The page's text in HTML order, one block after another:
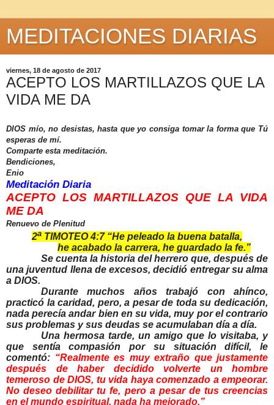
MEDITACIONES DIARIAS
viernes, 18 de agosto de 2017
ACEPTO LOS MARTILLAZOS QUE LA
VIDA ME DA
DIOS mío, no desistas, hasta que yo consiga tomar la forma que Tú
esperas de mí.
Comparte esta meditación.
Bendiciones,
Enio
Meditación Diaria
ACEPTO LOS MARTILLAZOS QUE LA VIDA
ME DA
Renuevo de Plenitud
2a TIMOTEO 4:7 “He peleado la buena batalla,
he acabado la carrera, he guardado la fe.”
Se cuenta la historia del herrero que, después de
una juventud llena de excesos, decidió entregar su alma
a DIOS.
Durante muchos años trabajó con ahínco,
practicó la caridad, pero, a pesar de toda su dedicación,
nada perecía andar bien en su vida, muy por el contrario
sus problemas y sus deudas se acumulaban día a día.
Una hermosa tarde, un amigo que lo visitaba, y
que sentía compasión por su situación difícil, le
comentó: “Realmente es muy extraño que justamente
después de haber decidido volverte un hombre
temeroso de DIOS, tu vida haya comenzado a empeorar.
No deseo debilitar tu fe, pero a pesar de tus creencias
en el mundo espiritual, nada ha mejorado.”